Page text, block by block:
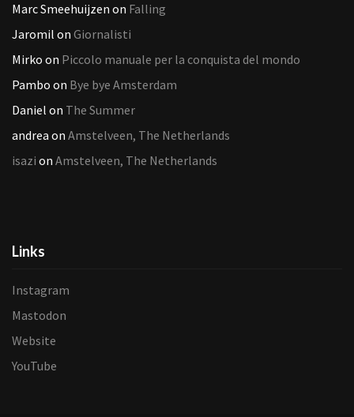
Marc Smeehuijzen on Falling
Jaromil on Giornalisti
Mirko on Piccolo manuale per la conquista del mondo
Pambo on Bye bye Amsterdam
Daniel on The Summer
andrea on Amstelveen, The Netherlands
isazi on Amstelveen, The Netherlands
Links
Instagram
Mastodon
Website
YouTube